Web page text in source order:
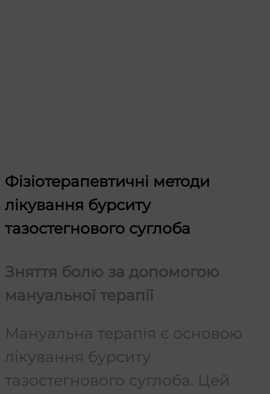
Фізіотерапевтичні методи
лікування бурситу
тазостегнового суглоба
Зняття болю за допомогою
мануальної терапії
Мануальна терапія є основою
лікування бурситу
тазостегнового суглоба. Цей